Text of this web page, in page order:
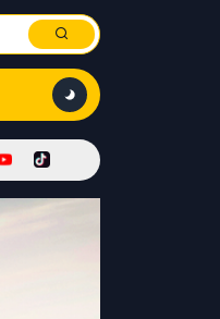
Khusus, dan Event